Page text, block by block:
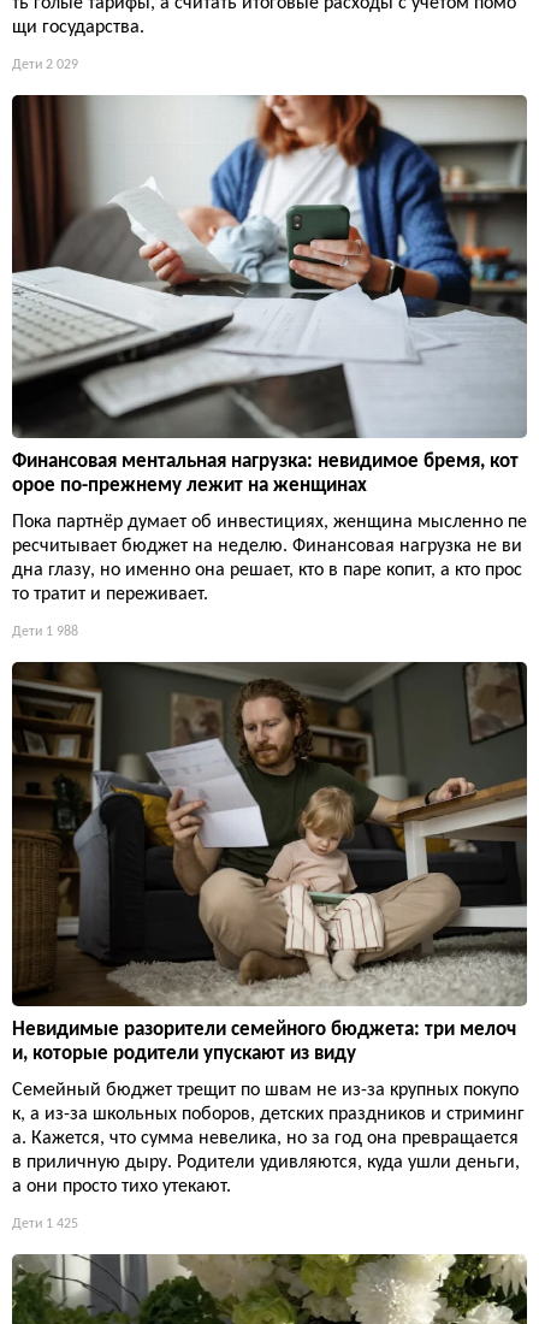
ть голые тарифы, а считать итоговые расходы с учетом помо
щи государства.
Дети 2 029
Финансовая ментальная нагрузка: невидимое бремя, кот
орое по-прежнему лежит на женщинах
Пока партнёр думает об инвестициях, женщина мысленно пе
ресчитывает бюджет на неделю. Финансовая нагрузка не ви
дна глазу, но именно она решает, кто в паре копит, а кто прос
то тратит и переживает.
Дети 1 988
Невидимые разорители семейного бюджета: три мелоч
и, которые родители упускают из виду
Семейный бюджет трещит по швам не из-за крупных покупо
к, а из-за школьных поборов, детских праздников и стриминг
а. Кажется, что сумма невелика, но за год она превращается
в приличную дыру. Родители удивляются, куда ушли деньги,
а они просто тихо утекают.
Дети 1 425